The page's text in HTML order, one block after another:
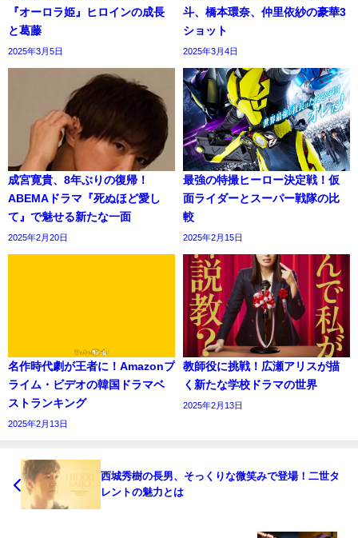
『オーロラ姫』ヒロインの成長
と葛藤
2025年3月5日
斗、橋本環奈、仲里依紗の豪華3
ショット
2025年3月4日
成宮寛貴、8年ぶりの復帰！
ABEMAドラマ『死ぬほど愛し
て』で魅せる新たな一面
2025年2月20日
最強の特撮ヒーロー決定戦！仮
面ライダーとスーパー戦隊の比
較
2025年2月15日
名作時代劇が王者に！Amazonプ
ライム・ビデオの韓国ドラマベ
ストランキング
2025年2月13日
教師役に挑戦！広瀬アリスが描
く新たな学校ドラマの世界
2025年2月13日
西城秀樹の長男、そっくりな微笑みで登場！二世タ
レントの魅力とは